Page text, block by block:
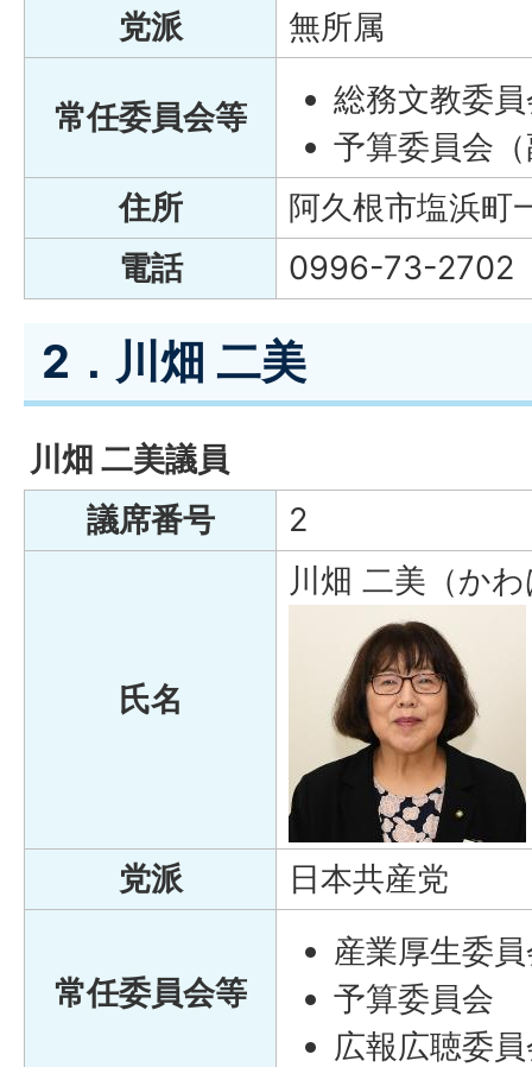
党派 無所属
常任委員会等
総務文教委
予算委員会
住所
阿久根市塩浜町
電話
0996-73-2702
2．川畑 二美
川畑 二美議員
議席番号
2
氏名
川畑 二美（か
党派 日本共産党
常任委員会等
産業厚生委
予算委員会
広報広聴委